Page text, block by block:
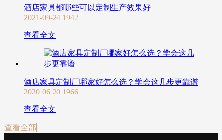
酒店家具都哪些可以定制生产效果好
2021-09-24 1942
查看全文
酒店家具定制厂哪家好怎么选？学会这几步更靠谱
2020-06-20 1966
查看全文
查看全部